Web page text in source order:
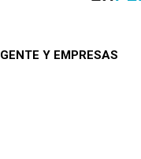
GENTE Y EMPRESAS